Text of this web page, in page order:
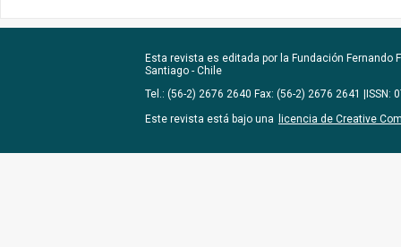
Esta revista es editada por la Fundación Fernando
Santiago - Chile
Tel.: (56-2) 2676 2640 Fax: (56-2) 2676 2641 |ISSN:
Este revista está bajo una
licencia de Creative